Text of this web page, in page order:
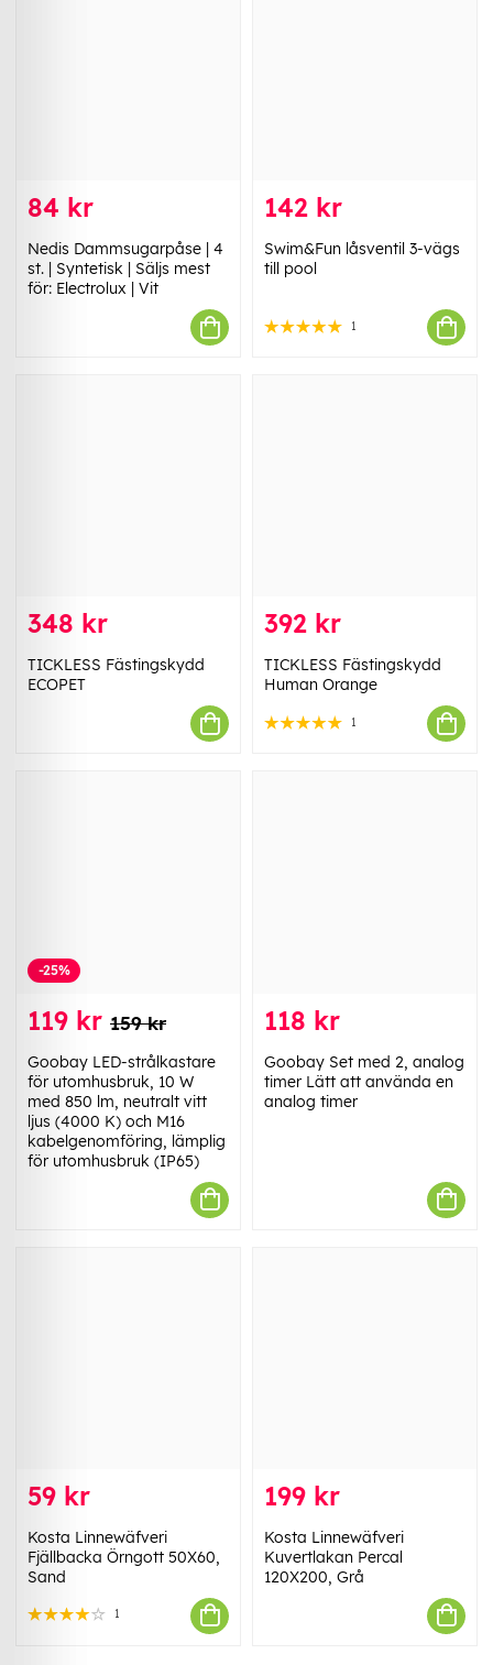
84 kr
Nedis Dammsugarpåse | 4
st. | Syntetisk | Säljs mest
för: Electrolux | Vit
142 kr
Swim&Fun låsventil 3-vägs
till pool
1
348 kr
TICKLESS Fästingskydd
ECOPET
392 kr
TICKLESS Fästingskydd
Human Orange
1
-25%
119 kr 159 kr
Goobay LED-strålkastare
för utomhusbruk, 10 W
med 850 lm, neutralt vitt
ljus (4000 K) och M16
kabelgenomföring, lämplig
för utomhusbruk (IP65)
118 kr
Goobay Set med 2, analog
timer Lätt att använda en
analog timer
59 kr
Kosta Linnewäfveri
Fjällbacka Örngott 50X60,
Sand
1
199 kr
Kosta Linnewäfveri
Kuvertlakan Percal
120X200, Grå